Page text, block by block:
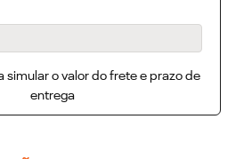
simular o valor do frete e prazo de
entrega